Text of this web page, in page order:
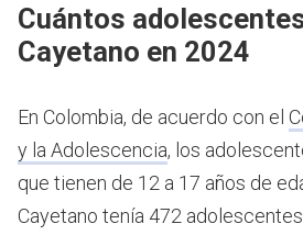
Cuántos
Cayetano en 2024
En Colombia, de acuerdo con el
y la Adolescencia, los
que tienen de 12 a 17 años de
Cayetano tenía 472